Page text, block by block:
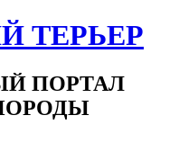
ТЕРЬЕР
ПОРТАЛ